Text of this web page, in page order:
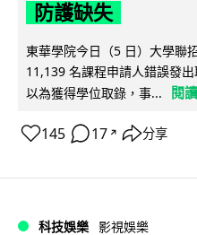
防護缺失
東華學院今日（5 日）大學聯
11,139 名課程申請人錯誤發
以為獲得學位取錄，事...
閱
145 17 ↗ 分享
科技娛樂 影視娛樂